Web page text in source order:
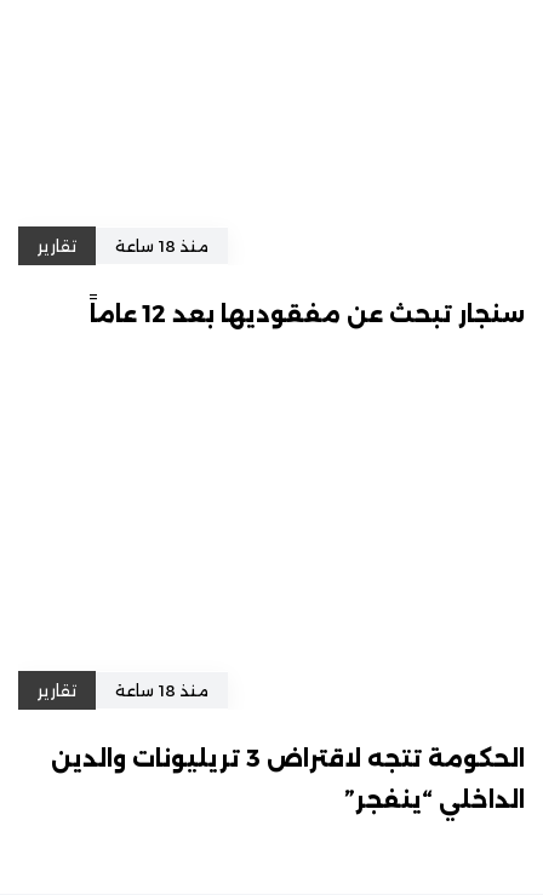
منذ 18 ساعة تقارير
سنجار تبحث عن مفقوديها بعد 12 عاماً
منذ 18 ساعة تقارير
الحكومة تتجه لاقتراض 3 تريليونات والدين
الداخلي “ينفجر”